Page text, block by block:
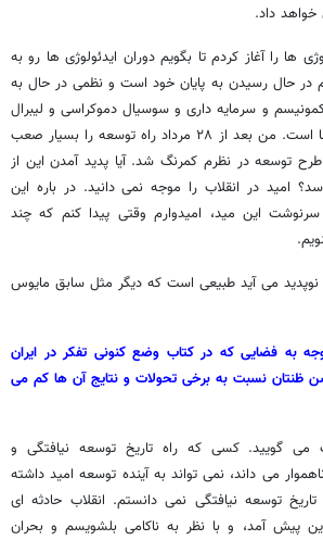
خواهد داد.
ها را آغاز کردم تا بگویم دوران ایدئولوژی ها رو به
در حال رسیدن به پایان خود است و نظمی در حال به
و سرمایه داری و سوسیال دموکراسی و لیبرال
دموکراسی و انوع استبدادها است. من بعد از ۲۸ مرداد راه توسعه را بسیار صعب
توسعه در نظرم کمرنگ شد. آیا پدید آمدن این از
امید در انقلاب را موجه نمی دانید. در باره این
این مید، امیدوارم وقتی پیدا کنم که چند
می آید طبیعی است که دیگر مثل سابق مایوس
به فضایی که در کتاب وضع کنونی تفکر در ایران
ظنتان نسبت به برخی تحولات و نتایج آن ها کم می
می گویید. کسی که راه تاریخ توسعه نیافتگی و
می داند، نمی تواند به آینده توسعه امید داشته
تاریخ توسعه نیافتگی نمی دانستم. انقلاب حادثه ای
پیش آمد، و با نظر به ناکامی بلشویسم و بحران